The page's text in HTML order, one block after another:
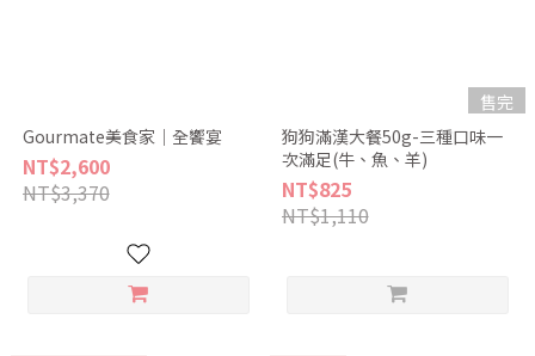
Gourmate美食家｜全饗宴
NT$2,600
NT$3,370
售完
狗狗滿漢大餐50g-三種口味一
次滿足(牛、魚、羊)
NT$825
NT$1,110